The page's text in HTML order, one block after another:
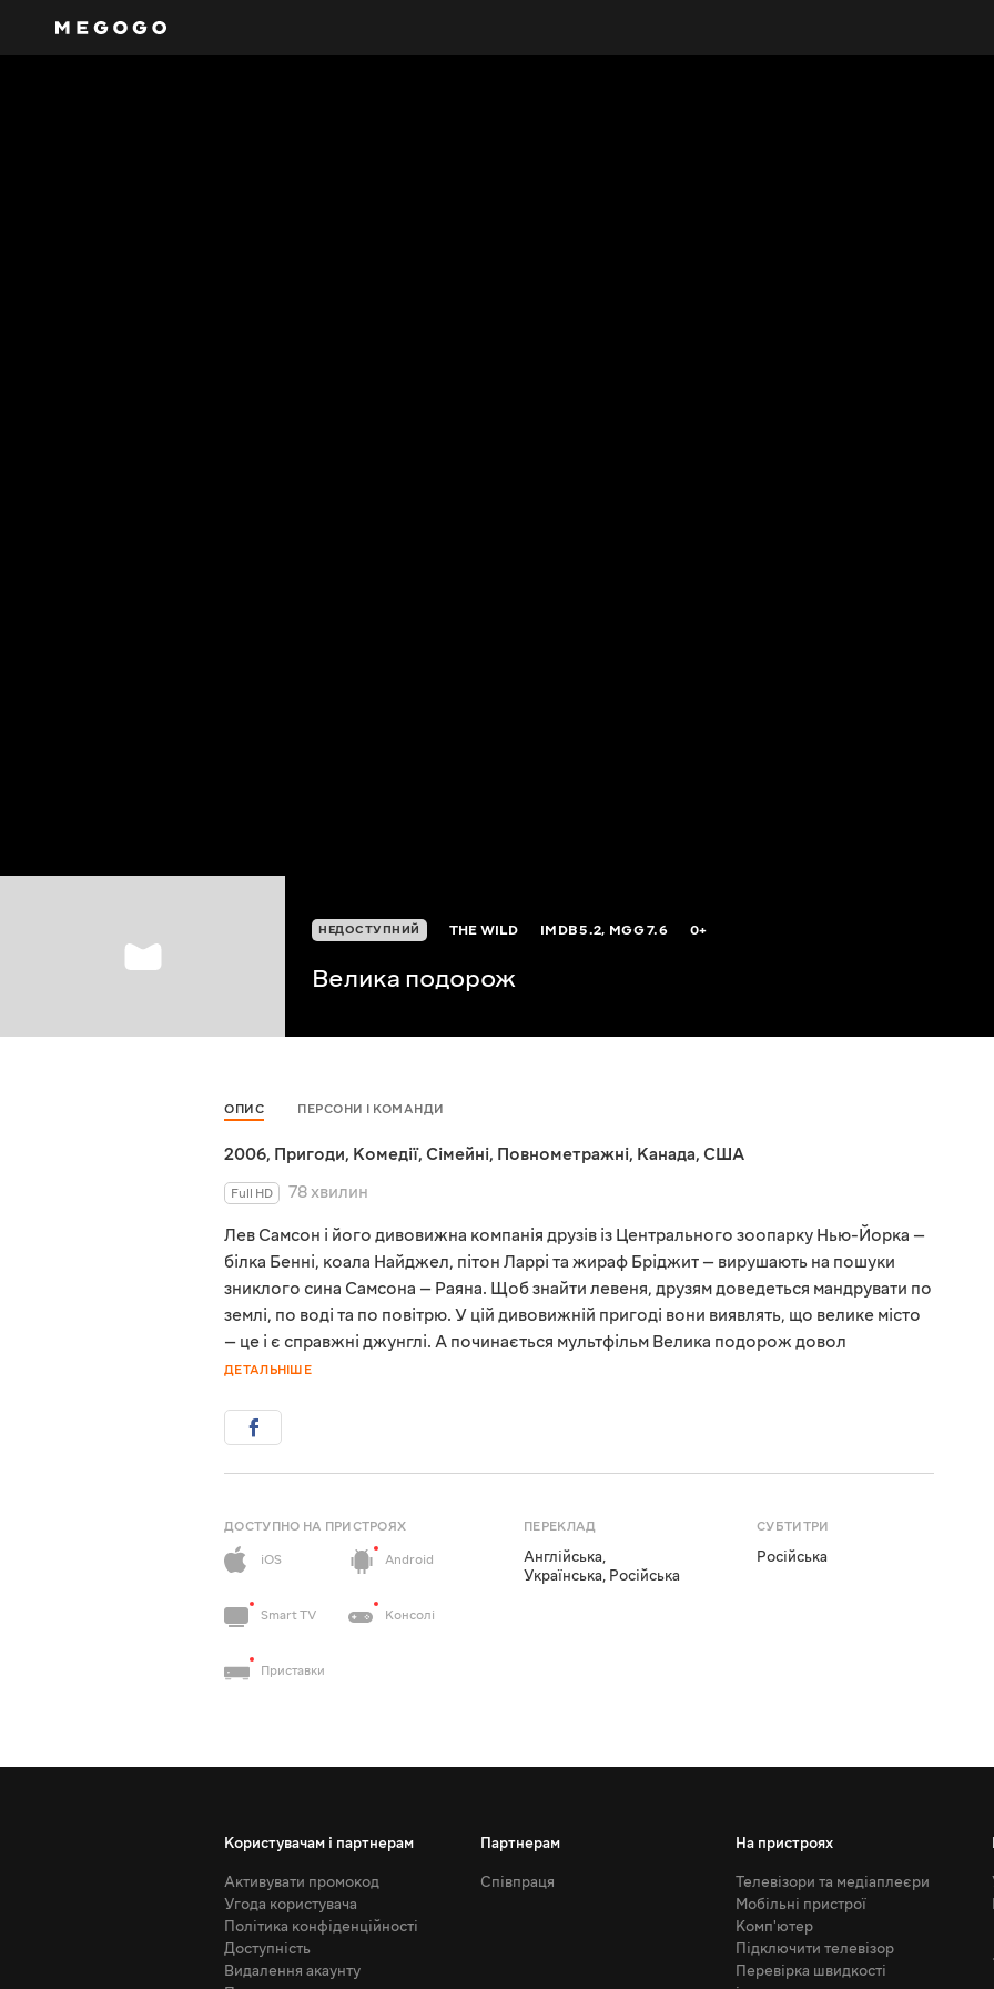
НЕДОСТУПНИЙ THE WILD IMDB5.2, MGG7.6 0+
Велика подорож
ОПИС ПЕРСОНИ І КОМАНДИ
2006, Пригоди, Комедії, Сімейні, Повнометражні, Канада, США
Full HD
78 хвилин
Лев Самсон і його дивовижна компанія друзів із Центрального зоопарку Нью-Йорка —
білка Бенні, коала Найджел, пітон Ларрі та жираф Бріджит — вирушають на пошуки
зниклого сина Самсона — Раяна. Щоб знайти левеня, друзям доведеться мандрувати по
землі, по воді та по повітрю. У цій дивовижній пригоді вони виявлять, що велике місто
— це і є справжні джунглі. А починається мультфільм Велика подорож довол
ДЕТАЛЬНІШЕ
ДОСТУПНО НА ПРИСТРОЯХ
iOS
Android
Smart TV Консолі
Приставки
ПЕРЕКЛАД
Англійська,
Українська, Російська
СУБТИТРИ
Російська
Користувачам і партнерам
Активувати промокод
Угода користувача
Політика конфіденційності
Доступність
Видалення акаунту
Партнерам
Співпраця
На пристроях
Телевізори та медіаплеєри
Мобільні пристрої
Комп'ютер
Підключити телевізор
Перевірка швидкості